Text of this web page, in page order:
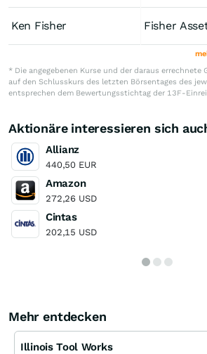
Ken Fisher Fisher
* Die angegebenen Kurse und der daraus errechnete
auf den Schlusskurs des letzten Börsentages des
entsprechen dem Bewertungsstichtag der 13F-
Aktionäre interessieren sich
Allianz
440,50 EUR
Amazon
272,26 USD
Cintas
202,15 USD
Mehr entdecken
Illinois Tool Works